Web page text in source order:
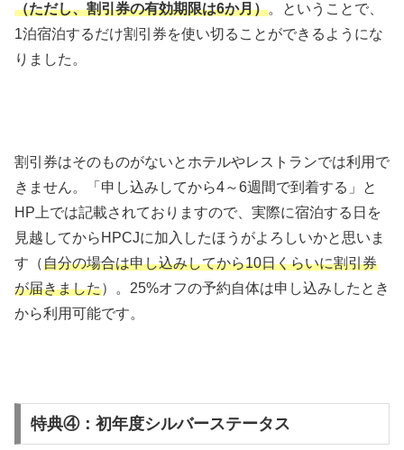
（ただし、割引券の有効期限は6か月）。ということで、
1泊宿泊するだけ割引券を使い切ることができるようにな
りました。
割引券はそのものがないとホテルやレストランでは利用で
きません。「申し込みしてから4～6週間で到着する」と
HP上では記載されておりますので、実際に宿泊する日を
見越してからHPCJに加入したほうがよろしいかと思いま
す（自分の場合は申し込みしてから10日くらいに割引券
が届きました）。25%オフの予約自体は申し込みしたとき
から利用可能です。
特典④：初年度シルバーステータス